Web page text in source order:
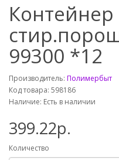
99300 *12
Производитель: Полимербыт
Код товара: 598186
Наличие: Есть в наличии
399.22р.
Количество